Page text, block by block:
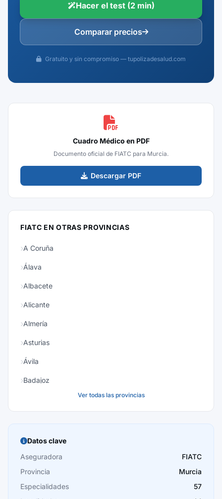
Hacer el test (2 min)
Comparar precios
Gratuito y sin compromiso — tupolizadesalud.com
Cuadro Médico en PDF
Documento oficial de FIATC para Murcia.
Descargar PDF
FIATC EN OTRAS PROVINCIAS
A Coruña
Álava
Albacete
Alicante
Almería
Asturias
Ávila
Badajoz
Burgos
Cáceres
Cádiz
Cantabria
Ver todas las provincias
Datos clave
Aseguradora
FIATC
Provincia
Murcia
Especialidades
57